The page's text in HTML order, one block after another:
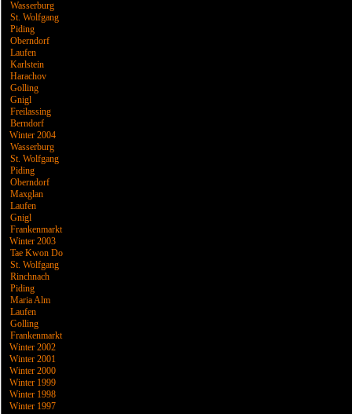
Wasserburg
St. Wolfgang
Piding
Oberndorf
Laufen
Karlstein
Harachov
Golling
Gnigl
Freilassing
Berndorf
Winter 2004
Wasserburg
St. Wolfgang
Piding
Oberndorf
Maxglan
Laufen
Gnigl
Frankenmarkt
Winter 2003
Tae Kwon Do
St. Wolfgang
Rinchnach
Piding
Maria Alm
Laufen
Golling
Frankenmarkt
Winter 2002
Winter 2001
Winter 2000
Winter 1999
Winter 1998
Winter 1997